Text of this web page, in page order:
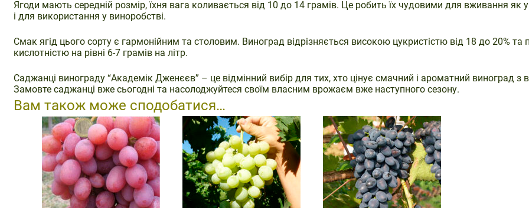
Ягоди мають середній розмір, їхня вага коливається від 10 до 14 грамів. Це робить їх чудовими для вживання як
і для використання у виноробстві.
Смак ягід цього сорту є гармонійним та столовим. Виноград відрізняється високою цукристістю від 18 до 20% та
кислотністю на рівні 6-7 грамів на літр.
Саджанці винограду “Академік Дженєєв” – це відмінний вибір для тих, хто цінує смачний і ароматний виноград з
Замовте саджанці вже сьогодні та насолоджуйтеся своїм власним врожаєм вже наступного сезону.
Вам також може сподобатися…